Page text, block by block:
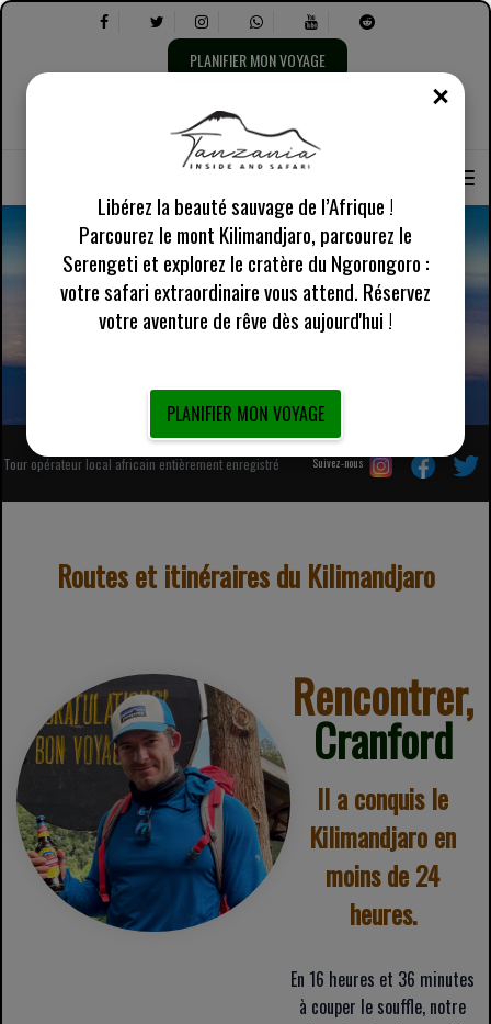
PLANIFIER MON VOYAGE
Sélectionnez
les
éléments
suivants :
Informations pratiques
Routes et itinéraires du Kilimandjaro
Tour opérateur local africain entièrement enregistré Suivez-nous
Routes et itinéraires du Kilimandjaro
Rencontrer,
Cranford
Il a conquis le
Kilimandjaro en
moins de 24
heures.
En 16 heures et 36 minutes
à couper le souffle, notre
Libérez la beauté sauvage de l’Afrique !
Parcourez le mont Kilimandjaro, parcourez le
Serengeti et explorez le cratère du Ngorongoro :
votre safari extraordinaire vous attend. Réservez
votre aventure de rêve dès aujourd'hui !
PLANIFIER MON VOYAGE